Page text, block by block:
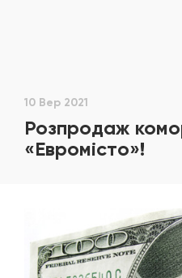
10 Вер 2021
Розпродаж
«Евромісто»!